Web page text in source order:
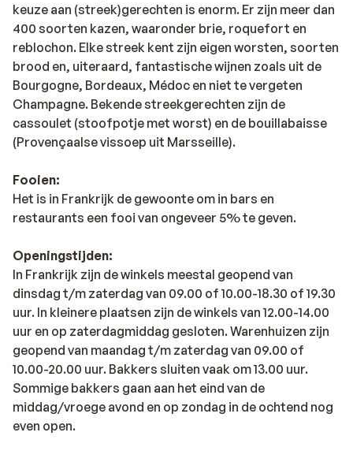
keuze aan (streek)gerechten is enorm. Er zijn meer dan
400 soorten kazen, waaronder brie, roquefort en
reblochon. Elke streek kent zijn eigen worsten, soorten
brood en, uiteraard, fantastische wijnen zoals uit de
Bourgogne, Bordeaux, Médoc en niet te vergeten
Champagne. Bekende streekgerechten zijn de
cassoulet (stoofpotje met worst) en de bouillabaisse
(Provençaalse vissoep uit Marsseille).
Fooien:
Het is in Frankrijk de gewoonte om in bars en
restaurants een fooi van ongeveer 5% te geven.
Openingstijden:
In Frankrijk zijn de winkels meestal geopend van
dinsdag t/m zaterdag van 09.00 of 10.00-18.30 of 19.30
uur. In kleinere plaatsen zijn de winkels van 12.00-14.00
uur en op zaterdagmiddag gesloten. Warenhuizen zijn
geopend van maandag t/m zaterdag van 09.00 of
10.00-20.00 uur. Bakkers sluiten vaak om 13.00 uur.
Sommige bakkers gaan aan het eind van de
middag/vroege avond en op zondag in de ochtend nog
even open.